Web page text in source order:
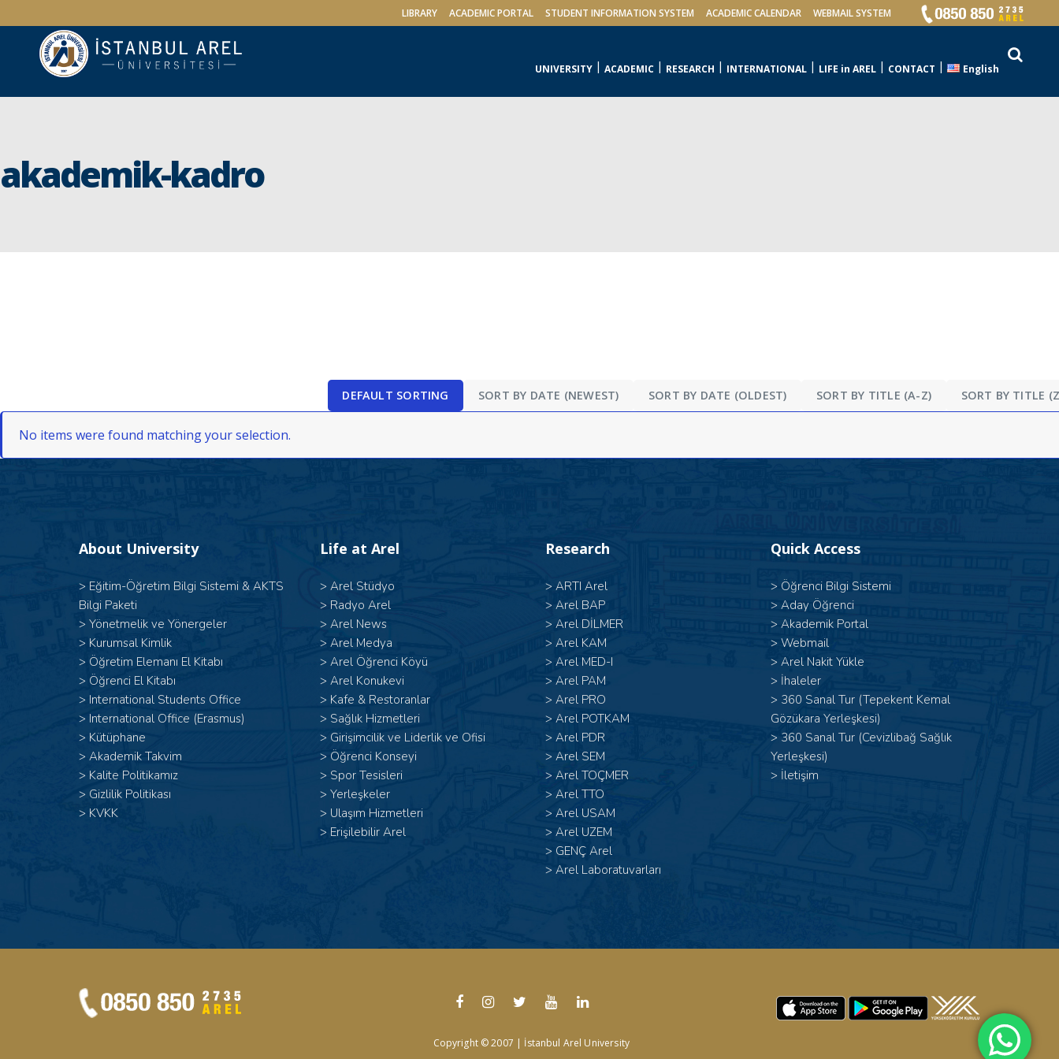
LIBRARY ACADEMIC PORTAL STUDENT INFORMATION SYSTEM ACADEMIC CALENDAR WEBMAIL SYSTEM
UNIVERSITY ACADEMIC RESEARCH INTERNATIONAL LIFE in AREL CONTACT English
akademik-kadro
DEFAULT SORTING SORT BY DATE (NEWEST) SORT BY DATE (OLDEST) SORT BY TITLE (A-Z) SORT BY TITLE
No items were found matching your selection.
About University
> Eğitim-Öğretim Bilgi Sistemi & AKTS
Bilgi Paketi
> Yönetmelik ve Yönergeler
> Kurumsal Kimlik
> Öğretim Elemanı El Kitabı
> Öğrenci El Kitabı
> International Students Office
> International Office (Erasmus)
> Kütüphane
> Akademik Takvim
> Kalite Politikamız
> Gizlilik Politikası
> KVKK
Life at Arel
> Arel Stüdyo
> Radyo Arel
> Arel News
> Arel Medya
> Arel Öğrenci Köyü
> Arel Konukevi
> Kafe & Restoranlar
> Sağlık Hizmetleri
> Girişimcilik ve Liderlik ve Ofisi
> Öğrenci Konseyi
> Spor Tesisleri
> Yerleşkeler
> Ulaşım Hizmetleri
> Erişilebilir Arel
Research
> ARTI Arel
> Arel BAP
> Arel DİLMER
> Arel KAM
> Arel MED-I
> Arel PAM
> Arel PRO
> Arel POTKAM
> Arel PDR
> Arel SEM
> Arel TOÇMER
> Arel TTO
> Arel USAM
> Arel UZEM
> GENÇ Arel
> Arel Laboratuvarları
Quick Access
> Öğrenci Bilgi Sistemi
> Aday Öğrenci
> Akademik Portal
> Webmail
> Arel Nakit Yükle
> İhaleler
> 360 Sanal Tur (Tepekent Kemal
Gözükara Yerleşkesi)
> 360 Sanal Tur (Cevizlibağ Sağlık
Yerleşkesi)
> İletişim
Copyright © 2007 | İstanbul Arel University